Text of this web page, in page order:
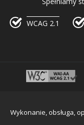
WCAG 2.1
Wykonanie, obsługa,